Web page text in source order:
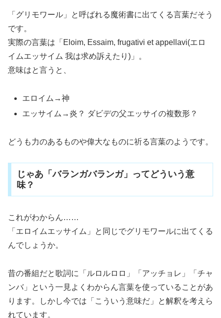
「グリモワール」と呼ばれる魔術書に出てくる言葉だそう
です。
実際の言葉は「Eloim, Essaim, frugativi et appellavi(エロ
イムエッサイム 我は求め訴えたり)」。
意味はと言うと、
エロイム→神
エッサイム→炎？ ダビデの父エッサイの複数形？
どうも力のあるものや偉大なものに祈る言葉のようです。
じゃあ「バランガバランガ」ってどういう意
味？
これがわからん……
「エロイムエッサイム」と同じでグリモワールに出てくる
んでしょうか。
昔の番組だと歌詞に「ルロルロロ」「アッチョレ」「チャ
ンバ」という一見よくわからん言葉を使っていることがあ
ります。しかし今では「こういう意味だ」と解釈を考えら
れています。